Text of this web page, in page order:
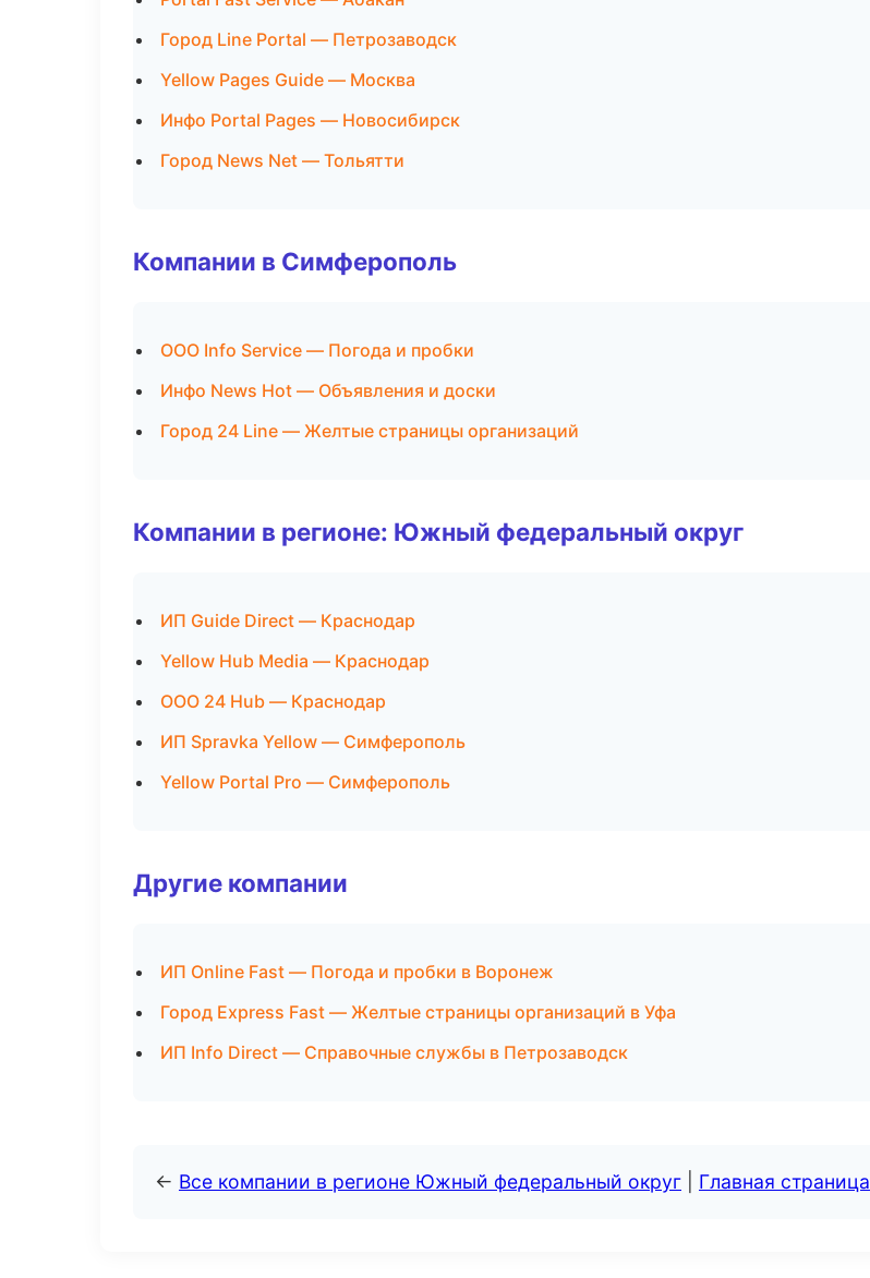
Город Line Portal — Петрозаводск
Yellow Pages Guide — Москва
Инфо Portal Pages — Новосибирск
Город News Net — Тольятти
Компании в Симферополь
ООО Info Service — Погода и пробки
Инфо News Hot — Объявления и доски
Город 24 Line — Желтые страницы организаций
Компании в регионе: Южный федеральный округ
ИП Guide Direct — Краснодар
Yellow Hub Media — Краснодар
ООО 24 Hub — Краснодар
ИП Spravka Yellow — Симферополь
Yellow Portal Pro — Симферополь
Другие компании
ИП Online Fast — Погода и пробки в Воронеж
Город Express Fast — Желтые страницы организаций в Уфа
ИП Info Direct — Справочные службы в Петрозаводск
← Все компании в регионе Южный федеральный округ Главная страница